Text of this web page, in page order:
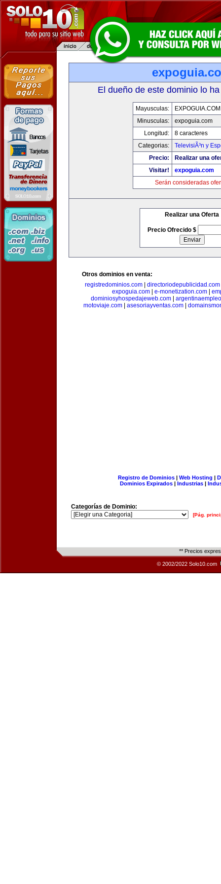
El dueño de este dominio lo
Mayusculas:
EXPOGUIA.COM
Minusculas:
expoguia.com
Longitud:
8 caracteres
Categorias:
TelevisiÃ³n y
Precio:
Realizar una
Visitar!
expoguia.com
Serán consideradas
Realizar una Oferta
Precio Ofrecido $
Otros dominios en venta:
registredominios.com| directoriodepublicidad.com
expoguia.com| e-monetization.com|
dominiosyhospedajeweb.com
motoviaje.com
asesoriayventas.com
Registro de Dominios| Web Hosting |
Dominios Expirados | Industrias |
Categorías de Dominio:
[Pág.
** Precios
© 2002/2022 Solo10.com